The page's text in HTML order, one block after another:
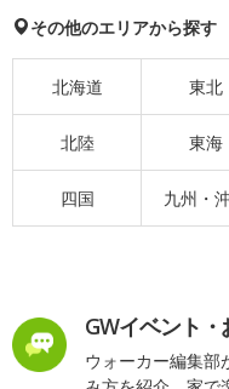
その他のエリアから探す
北海道 東北
北陸 東海
四国 九州・
GWイベント・
ウォーカー編集部